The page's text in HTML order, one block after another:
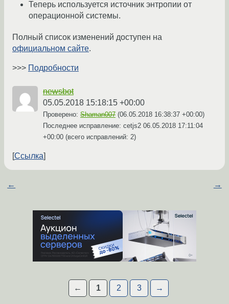
Теперь используется источник энтропии от
операционной системы.
Полный список изменений доступен на
официальном сайте.
>>> Подробности
newsbot
05.05.2018 15:18:15 +00:00
Проверено: Shaman007 (06.05.2018 16:38:37 +00:00)
Последнее исправление: cetjs2 06.05.2018 17:11:04
+00:00 (всего исправлений: 2)
Ссылка
← →
← 1 2 3 →